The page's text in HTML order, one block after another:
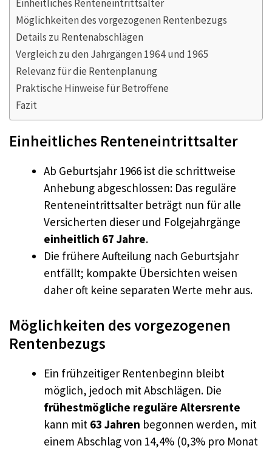
Einheitliches Renteneintrittsalter
Möglichkeiten des vorgezogenen Rentenbezugs
Details zu Rentenabschlägen
Vergleich zu den Jahrgängen 1964 und 1965
Relevanz für die Rentenplanung
Praktische Hinweise für Betroffene
Fazit
Einheitliches Renteneintrittsalter
Ab Geburtsjahr 1966 ist die schrittweise
Anhebung abgeschlossen: Das reguläre
Renteneintrittsalter beträgt nun für alle
Versicherten dieser und Folgejahrgänge
einheitlich 67 Jahre.
Die frühere Aufteilung nach Geburtsjahr
entfällt; kompakte Übersichten weisen
daher oft keine separaten Werte mehr aus.
Möglichkeiten des vorgezogenen
Rentenbezugs
Ein frühzeitiger Rentenbeginn bleibt
möglich, jedoch mit Abschlägen. Die
frühestmögliche reguläre Altersrente
kann mit 63 Jahren begonnen werden, mit
einem Abschlag von 14,4% (0,3% pro Monat